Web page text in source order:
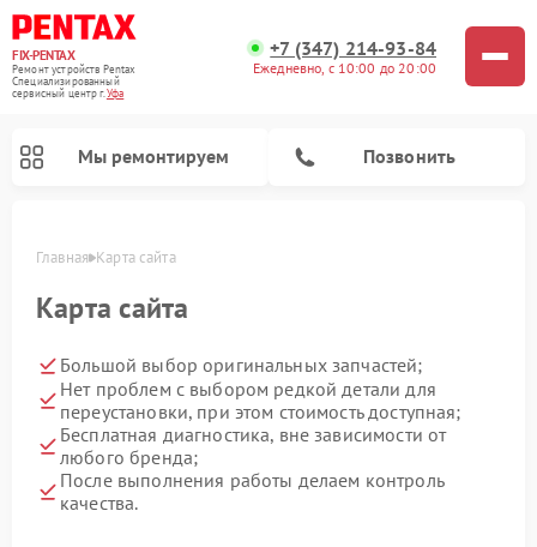
FIX-PENTAX
Ремонт устройств Pentax
Специализированный
cервисный центр г.Уфа
+7 (347) 214-93-84
Ежедневно, с 10:00 до 20:00
Мы ремонтируем Позвонить
Главная Карта сайта
Карта сайта
Большой выбор оригинальных запчастей;
Нет проблем с выбором редкой детали для
переустановки, при этом стоимость доступная;
Бесплатная диагностика, вне зависимости от
любого бренда;
После выполнения работы делаем контроль
качества.